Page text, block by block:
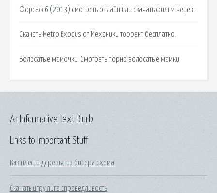
Форсаж 6 (2013) смотреть онлайн или скачать фильм через.
Скачать Metro Exodus от Механики торрент бесплатно.
Волосатые мамочки. Смотреть порно волосатые мамки
Links to Important Stuff
Как плести деревья из бисера схема
Скачать игру лига справедливость
An Informative Text Blurb